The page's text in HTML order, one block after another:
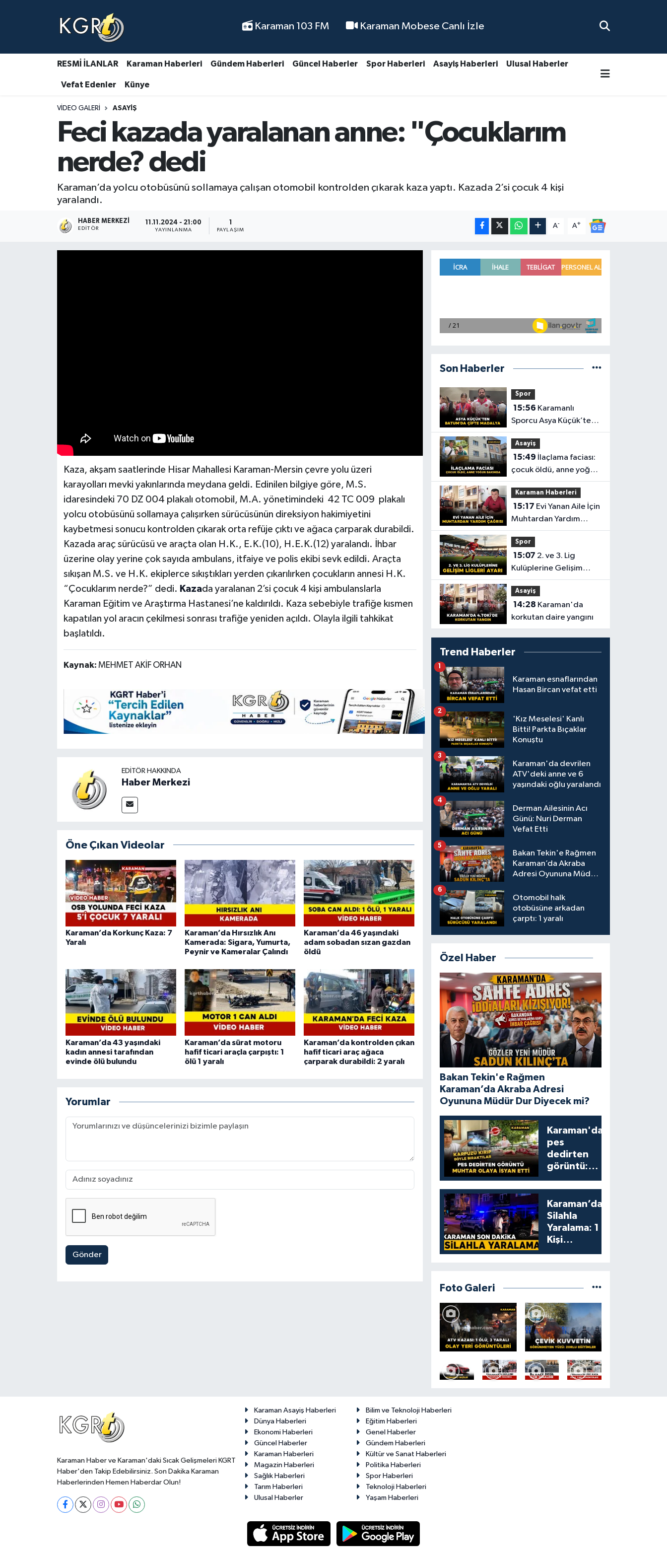
Karaman 103 FM Karaman Mobese Canlı İzle
RESMİ İLANLAR Karaman Haberleri Gündem Haberleri Güncel Haberler Spor Haberleri Asayiş Haberleri Ulusal Haberler
Vefat Edenler Künye
VIDEO GALERI ASAYIŞ
Feci kazada yaralanan anne: "Çocuklarım
nerde? dedi
Karaman’da yolcu otobüsünü sollamaya çalışan otomobil kontrolden çıkarak kaza yaptı. Kazada 2’si çocuk 4 kişi
yaralandı.
HABER MERKEZI
EDITÖR
11.11.2024 - 21:00
YAYINLANMA
1
PAYLAŞIM
A- A+
Kaza, akşam saatlerinde Hisar Mahallesi Karaman-Mersin çevre yolu üzeri
karayolları mevki yakınlarında meydana geldi. Edinilen bilgiye göre, M.S.
idaresindeki 70 DZ 004 plakalı otomobil, M.A. yönetimindeki 42 TC 009 plakalı
yolcu otobüsünü sollamaya çalışırken sürücüsünün direksiyon hakimiyetini
kaybetmesi sonucu kontrolden çıkarak orta refüje çıktı ve ağaca çarparak durabildi.
Kazada araç sürücüsü ve araçta olan H.K., E.K.(10), H.E.K.(12) yaralandı. İhbar
üzerine olay yerine çok sayıda ambulans, itfaiye ve polis ekibi sevk edildi. Araçta
sıkışan M.S. ve H.K. ekiplerce sıkıştıkları yerden çıkarılırken çocukların annesi H.K.
“Çocuklarım nerde?” dedi. Kazada yaralanan 2’si çocuk 4 kişi ambulanslarla
Karaman Eğitim ve Araştırma Hastanesi’ne kaldırıldı. Kaza sebebiyle trafiğe kısmen
kapatılan yol aracın çekilmesi sonrası trafiğe yeniden açıldı. Olayla ilgili tahkikat
başlatıldı.
Kaynak: MEHMET AKİF ORHAN
EDITÖR HAKKINDA
Haber Merkezi
Öne Çıkan Videolar
Karaman’da Korkunç Kaza: 7
Yaralı
Karaman’da Hırsızlık Anı
Kamerada: Sigara, Yumurta,
Peynir ve Kameralar Çalındı
Karaman’da 46 yaşındaki
adam sobadan sızan gazdan
öldü
Karaman’da 43 yaşındaki
kadın annesi tarafından
evinde ölü bulundu
Karaman’da sürat motoru
hafif ticari araçla çarpıştı: 1
ölü 1 yaralı
Karaman’da kontrolden çıkan
hafif ticari araç ağaca
çarparak durabildi: 2 yaralı
Yorumlar
Gönder
Son Haberler
Spor
15:56
Sporcu Asya Küçük’ten
Batum’da Çifte Madalya
Asayiş
15:49
çocuk öldü, anne yoğun
bakımda
Karaman Haberleri
15:17
Muhtardan Yardım
Çağrısı
Spor
15:07
Kulüplerine Gelişim
Ligleri Ayarı
Asayiş
14:28
korkutan daire yangını
Trend Haberler
Karaman esnaflarından
Hasan Bircan vefat etti
1
'Kız Meselesi' Kanlı
Bitti! Parkta Bıçaklar
Konuştu
2
Karaman'da devrilen
ATV'deki anne ve 6
yaşındaki oğlu yaralandı
3
Derman Ailesinin Acı
Günü: Nuri Derman
Vefat Etti
4
Bakan Tekin'e Rağmen
Karaman’da Akraba
Adresi Oyununa Müdür
5
Otomobil halk
otobüsüne arkadan
çarptı: 1 yaralı
6
Özel Haber
Bakan Tekin'e Rağmen
Karaman’da Akraba Adresi
Oyununa Müdür Dur Diyecek mi?
Karaman'da
pes
dedirten
görüntü:
yumruklayıp
yediler,
artıklarını
kamelyada
bıraktılar
Karaman’da
Silahla
Yaralama: 1
Kişi
Foto Galeri
Karaman Haber ve Karaman'daki Sıcak Gelişmeleri KGRT
Haber'den Takip Edebilirsiniz. Son Dakika Karaman
Haberlerinden Hemen Haberdar Olun!
Karaman Asayiş Haberleri
Bilim ve Teknoloji Haberleri
Dünya Haberleri
Eğitim Haberleri
Ekonomi Haberleri
Genel Haberler
Güncel Haberler
Gündem Haberleri
Karaman Haberleri
Kültür ve Sanat Haberleri
Magazin Haberleri
Politika Haberleri
Sağlık Haberleri
Spor Haberleri
Tarım Haberleri
Teknoloji Haberleri
Ulusal Haberler
Yaşam Haberleri
Karaman Haberleri
Gündem Haberleri
Güncel Haberler
Asayiş Haberleri
Ulusal Haberler
Vefat Edenler